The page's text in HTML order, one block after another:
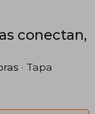
conectan,
· Tapa